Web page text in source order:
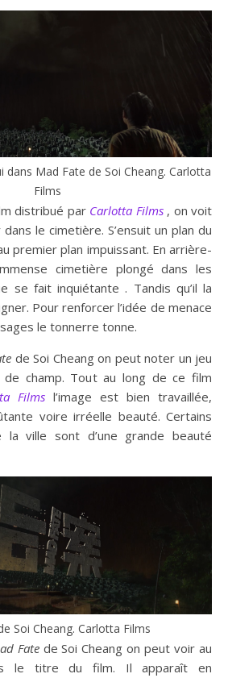
dans Mad Fate de Soi Cheang. Carlotta
Films
distribué par Carlotta Films , on voit
le cimetière. S’ensuit un plan du
premier plan impuissant. En arrière-
cimetière plongé dans les
se fait inquiétante . Tandis qu’il la
Pour renforcer l’idée de menace
le tonnerre tonne.
de Soi Cheang on peut noter un jeu
champ. Tout au long de ce film
Films l’image est bien travaillée,
voire irréelle beauté. Certains
ville sont d’une grande beauté
Soi Cheang. Carlotta Films
Fatede Soi Cheang on peut voir au
le titre du film. Il apparaît en